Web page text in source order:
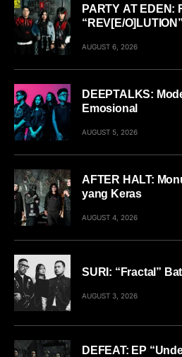
PARTY AT EDEN:
“REV[E/O]LUTION”
AUGUST 6, 2026
DEEPTALKS:
Emosional
AUGUST 5, 2026
AFTER HALT:
yang Keras
AUGUST 4, 2026
SURI: “Fractal”
AUGUST 3, 2026
DEFEAT: EP